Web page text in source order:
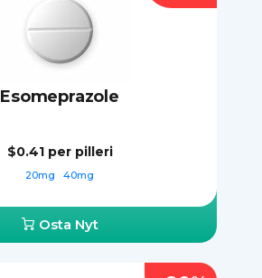
Esomeprazole
$0.41 per pilleri
20mg 40mg
Osta Nyt